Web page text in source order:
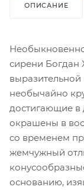
ОПИСАНИЕ
сирени Богдан
необычайно
достигающие в
окрашены в
со временем
жемчужный
основанию,